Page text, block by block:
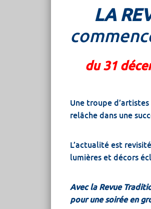
LA
du 31
Une troupe
relâche dans une
L’actualité est
lumières et décors
Avec la Revue
pour une soirée en